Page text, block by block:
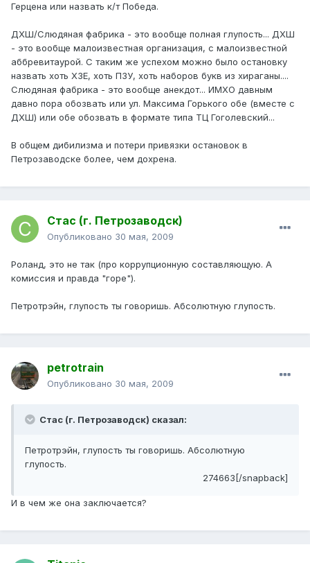
Герцена или назвать к/т Победа.
ДХШ/Слюдяная фабрика - это вообще полная глупость... ДХШ
- это вообще малоизвестная организация, с малоизвестной
аббревитаурой. С таким же успехом можно было остановку
назвать хоть ХЗЕ, хоть ПЗУ, хоть наборов букв из хираганы....
Слюдяная фабрика - это вообще анекдот... ИМХО давным
давно пора обозвать или ул. Максима Горького обе (вместе с
ДХШ) или обе обозвать в формате типа ТЦ Гоголевский...
В общем дибилизма и потери привязки остановок в
Петрозаводске более, чем дохрена.
Стас (г. Петрозаводск)
Опубликовано 30 мая, 2009
Роланд, это не так (про коррупционную составляющую. А
комиссия и правда "горе").
Петротрэйн, глупость ты говоришь. Абсолютную глупость.
petrotrain
Опубликовано 30 мая, 2009
Стас (г. Петрозаводск) сказал:
Петротрэйн, глупость ты говоришь. Абсолютную
глупость.
274663[/snapback]
И в чем же она заключается?